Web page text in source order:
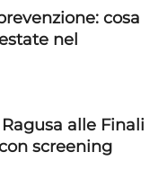
cosa
nel
alle Finali
screening